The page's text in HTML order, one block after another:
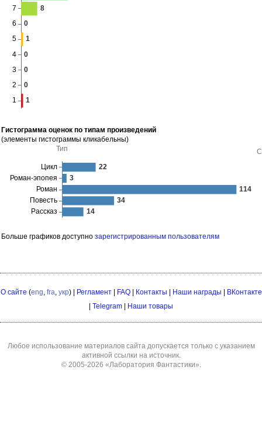
Гистограмма оценок по типам произведений
(элементы гистограммы кликабельны)
Больше графиков доступно зарегистрированным пользователям
О сайте (eng, fra, укр) | Регламент| FAQ| Контакты Наши награды
ВКонтакте
Telegram Наши товары
Любое использование материалов сайта допускается только с указанием
активной ссылки на источник.
© 2005-2026 «Лаборатория Фантастики».